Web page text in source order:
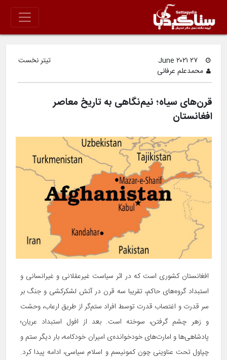
۲۷ June ۲۰۲۱
محمدعلم عرفانی
تیتر نخست
قرن‌های سیاه؛ نیم‌نگاهی به تاریخ معاصر
افغانستان
افغانستان کشوری است که در اثر سیاست غیرعقلانی و غیرانسانی و
استبداد گروه‌های حاکم، تقریبا سه قرن در آتش لشکرکشی و جنگ بر
سر قدرت و اغتصاب قدرت توسط افراد ستم‌گر از طریق ارعاب، وحشت
و زهر چشم‌ گرفتن، سوخته است. بعد از افول استبداد عریان؛
پادشاهی‌ها و امارت‌های خودخوانده‌ی امیران خودکامه، بار دیگر ستم و
چپاول تحت عناوینی چون کمونیسم و اسلام سیاسی، ادامه پیدا کرد.